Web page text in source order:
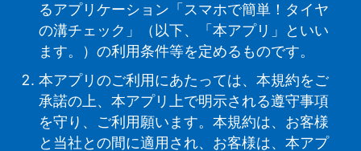
るアプリケーション「スマホで簡単！タイヤ
の溝チェック」（以下、「本アプリ」といい
ます。）の利用条件等を定めるものです。
本アプリのご利用にあたっては、本規約をご
承諾の上、本アプリ上で明示される遵守事項
を守り、ご利用願います。本規約は、お客様
と当社との間に適用され、お客様は、本アプ